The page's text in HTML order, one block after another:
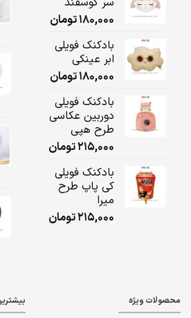
180,000تومان
بادکنک فویلی
ابر عینکی
180,000تومان
بادکنک فویلی
دوربین عکاسی
طرح هپی
215,000تومان
بادکنک فویلی
کی پاپ طرح
میرا
215,000تومان
محصولات ویژه